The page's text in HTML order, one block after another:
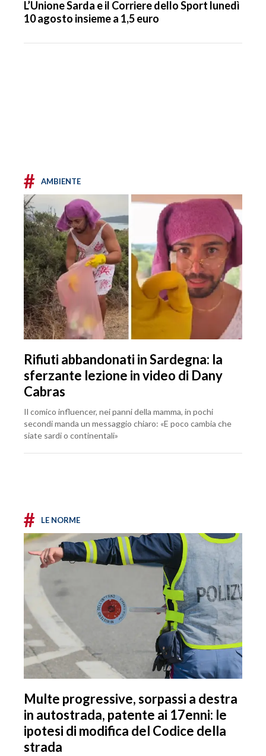
L’Unione Sarda e il Corriere dello Sport lunedì
10 agosto insieme a 1,5 euro
# AMBIENTE
Rifiuti abbandonati in Sardegna: la
sferzante lezione in video di Dany
Cabras
Il comico influencer, nei panni della mamma, in pochi
secondi manda un messaggio chiaro: «E poco cambia che
siate sardi o continentali»
# LE NORME
Multe progressive, sorpassi a destra
in autostrada, patente ai 17enni: le
ipotesi di modifica del Codice della
strada